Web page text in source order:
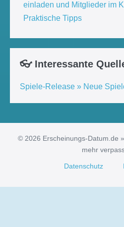
einladen und Mitglieder im
Praktische Tipps
👓 Interessante
Spiele-Release » Neue
© 2026 Erscheinungs-Datum.de
mehr
Datenschutz